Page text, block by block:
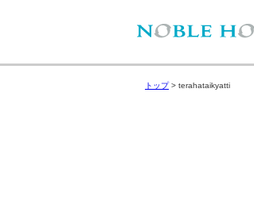
トップ> terahataikyatti